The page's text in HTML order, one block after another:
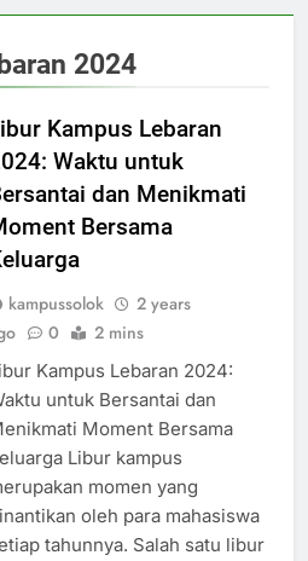
2024
Kampus Lebaran
Waktu untuk
dan Menikmati
Bersama
kampussolok
2 years
0 2 mins
Kampus Lebaran 2024:
untuk Bersantai dan
Moment Bersama
Libur kampus
momen yang
oleh para mahasiswa
tahunnya. Salah satu libur